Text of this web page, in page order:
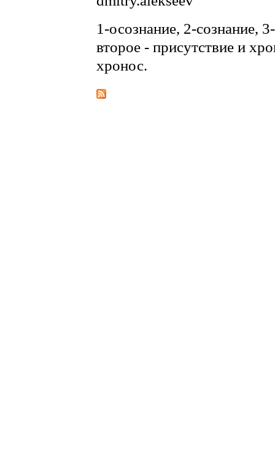
1-осознание, 2-сознание,
второе - присутствие и
хронос.